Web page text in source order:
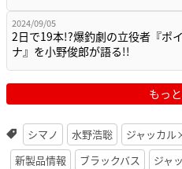
2024/09/05
2日で19本!?爆釣劇の立役者『ポ
ナ』を小野俊郎が語る!!
もっ
シマノ 水野浩聡 ジャッカ
新製品情報
ブラックバス ジャ